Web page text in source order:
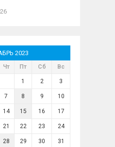
2023
Чт Пт Сб Вс
1 2 3
7 8 9 10
14 15 16 17
21 22 23 24
28 29 30 31